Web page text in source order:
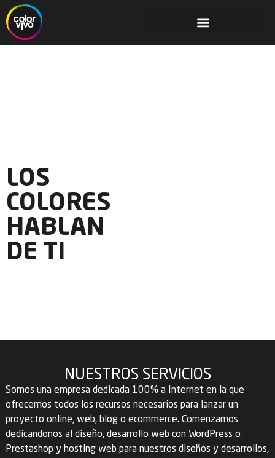
LOS
COLORES
HABLAN
DE TI
NUESTROS SERVICIOS
Somos una empresa dedicada 100% a Internet en la que
ofrecemos todos los recursos necesarios para lanzar un
proyecto online, web, blog o ecommerce. Comenzamos
dedicandonos al diseño, desarrollo web con WordPress o
Prestashop y hosting web para nuestros diseños y desarrollos,